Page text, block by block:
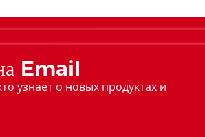
Email
узнает о новых продуктах и